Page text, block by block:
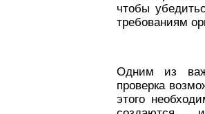
чтобы
требованиям
Одним из
проверка
этого